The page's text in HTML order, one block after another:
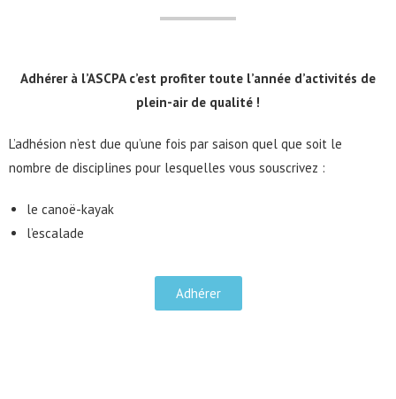
Adhérer à l’ASCPA c’est profiter toute l’année d’activités de
plein-air de qualité !
L’adhésion n’est due qu’une fois par saison quel que soit le
nombre de disciplines pour lesquelles vous souscrivez :
le canoë-kayak
l’escalade
Adhérer